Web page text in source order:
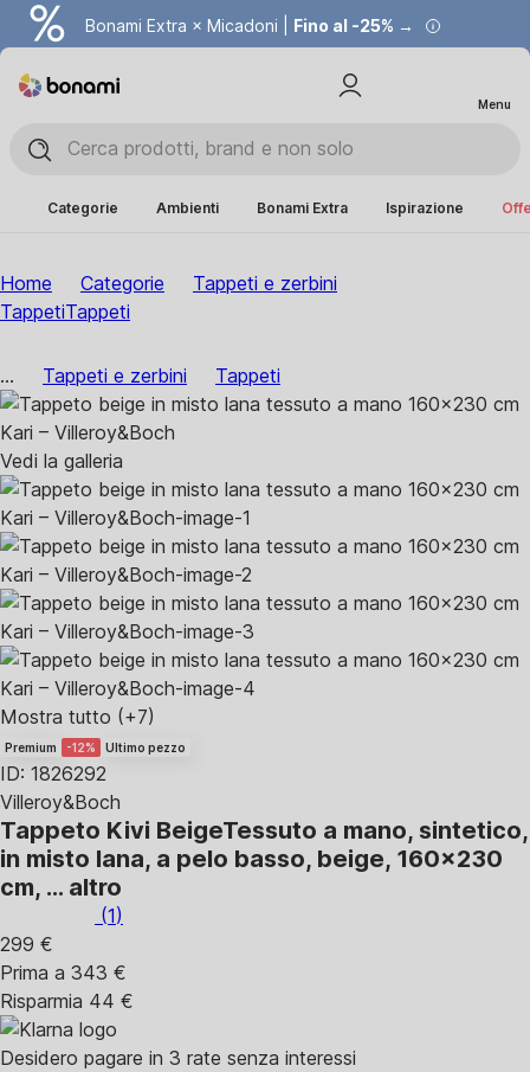
Bonami Extra × Micadoni | Fino al -25% →
Menu
Categorie Ambienti Bonami Extra Ispirazione
Home Categorie
Tappeti e zerbini
TappetiTappeti
... Tappeti e zerbini Tappeti
Vedi la galleria
Mostra tutto (+7)
Premium -12% Ultimo pezzo
ID: 1826292
Villeroy&Boch
Tappeto Kivi BeigeTessuto a mano, sintetico,
in misto lana, a pelo basso, beige, 160x230
cm, … altro
(1)
299 €
Prima a 343 €
Risparmia 44 €
Desidero pagare in 3 rate senza interessi